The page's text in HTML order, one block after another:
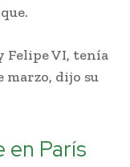
Felipe VI, tenía
marzo, dijo su
en París